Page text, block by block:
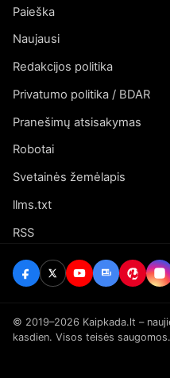
Paieška
Naujausi
Redakcijos politika
Privatumo politika / BDAR
Pranešimų atsisakymas
Robotai
Svetainės žemėlapis
llms.txt
RSS
© 2019–2026 Kaipkada.lt –
kasdien. Visos teisės saugomos.